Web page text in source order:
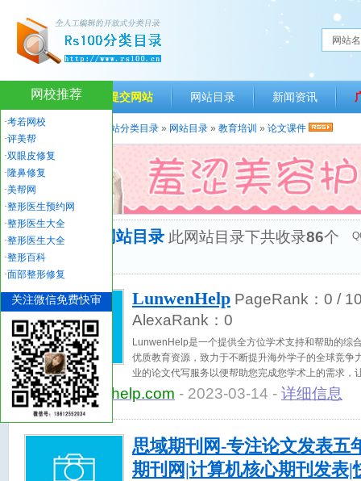
网站
网站首页 提交网站 网站目录 新闻资讯
当前位置： 人生一百网站分类目录 » 网站目录 » 教育培训 » 论文课件
“论文课件”网站目录 此网站目录下共收录86个
优秀网站
LunwenHelp PageRank： 0 /
AlexaRank： 0
LunwenHelp是一个提供全方位学术支持和帮助的综
优质教育资源，致力于不断提升海外学子的全球竞
业的论文代写服务以便帮助您完成您学术上的需求，
力给您提供完美的论文，并且保证质量以及准时交稿
www.lunwenhelp.com - 2023-03-14 - 详细信息
思域期刊网-专注论文发表五
期刊网|计算机核心期刊发表|
网校推荐
·考若网校
·评美帮
·双眼皮修复
·隆鼻修复
·美帮网
·整形医生预约网
·整形医生大全
·整形医生大全
·整形百科
·面部整形修复
关注微信免费快审